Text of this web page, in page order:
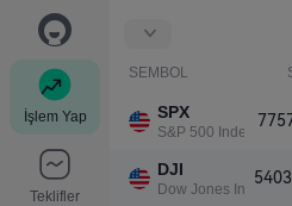
İşlem Yap
Teklifler
SEMBOL
SPX
S&P 500 Index
DJI
Dow Jones